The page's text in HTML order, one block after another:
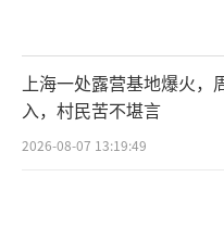
上海一处露营基地爆火，
入，村民苦不堪言
2026-08-07 13:19:49